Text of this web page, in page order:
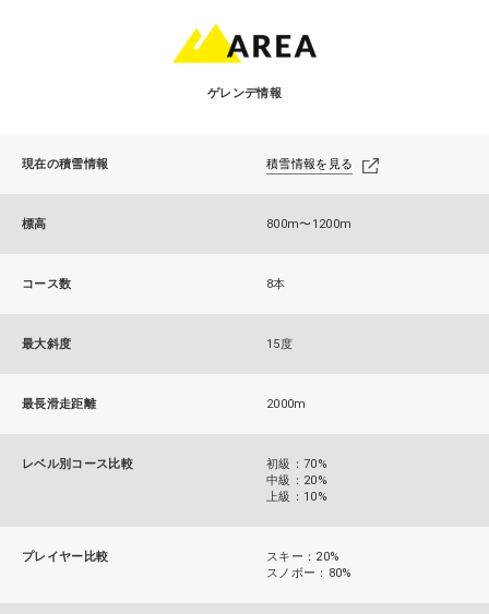
ゲレンデ情報
現在の積雪情報 積雪情報を見る
標高 800m〜1200m
コース数 8本
最大斜度 15度
最長滑走距離 2000m
レベル別コース比較
初級：70%
中級：20%
上級：10%
プレイヤー比較
スキー：20%
スノボー：80%